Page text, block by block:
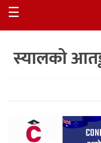
अन्तर्वार्ता
भिडियो
☰
स्यालको